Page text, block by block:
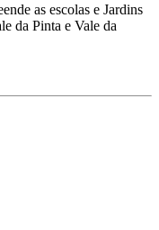
as escolas e Jardins
da Pinta e Vale da